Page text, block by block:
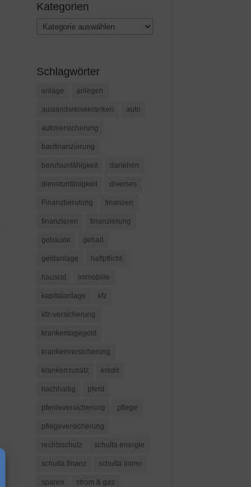
Kategorien
Kategorien
Schlagwörter
anlage anlegen
auslandsreisekranken auto
autoversicherung
baufinanzierung
berufsunfähigkeit darlehen
dienstunfähigkeit diverses
Finanzberatung finanzen
finanzieren finanzierung
gebäude gehalt
geldanlage haftpflicht
hausrat immobilie
kapitalanlage kfz
kfz-versicherung
krankentagegeld
krankenversicherung
krankenzusatz kredit
nachhaltig pferd
pferdeversicherung pflege
pflegeversicherung
rechtsschutz schulta energie
schulta finanz schulta immo
sparen strom & gas